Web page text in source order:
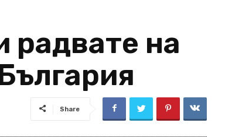
радвате на
Share